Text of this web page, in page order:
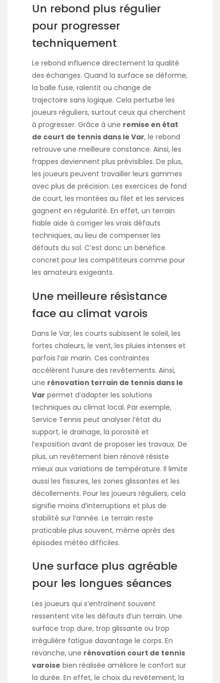
Un rebond plus régulier
pour progresser
techniquement
Le rebond influence directement la qualité
des échanges. Quand la surface se déforme,
la balle fuse, ralentit ou change de
trajectoire sans logique. Cela perturbe les
joueurs réguliers, surtout ceux qui cherchent
à progresser. Grâce à une remise en état
de court de tennis dans le Var, le rebond
retrouve une meilleure constance. Ainsi, les
frappes deviennent plus prévisibles. De plus,
les joueurs peuvent travailler leurs gammes
avec plus de précision. Les exercices de fond
de court, les montées au filet et les services
gagnent en régularité. En effet, un terrain
fiable aide à corriger les vrais défauts
techniques, au lieu de compenser les
défauts du sol. C’est donc un bénéfice
concret pour les compétiteurs comme pour
les amateurs exigeants.
Une meilleure résistance
face au climat varois
Dans le Var, les courts subissent le soleil, les
fortes chaleurs, le vent, les pluies intenses et
parfois l’air marin. Ces contraintes
accélèrent l’usure des revêtements. Ainsi,
une rénovation terrain de tennis dans le
Var permet d’adapter les solutions
techniques au climat local. Par exemple,
Service Tennis peut analyser l’état du
support, le drainage, la porosité et
l’exposition avant de proposer les travaux. De
plus, un revêtement bien rénové résiste
mieux aux variations de température. Il limite
aussi les fissures, les zones glissantes et les
décollements. Pour les joueurs réguliers, cela
signifie moins d’interruptions et plus de
stabilité sur l’année. Le terrain reste
praticable plus souvent, même après des
épisodes météo difficiles.
Une surface plus agréable
pour les longues séances
Les joueurs qui s’entraînent souvent
ressentent vite les défauts d’un terrain. Une
surface trop dure, trop glissante ou trop
irrégulière fatigue davantage le corps. En
revanche, une rénovation court de tennis
varoise bien réalisée améliore le confort sur
la durée. En effet, le choix du revêtement, la